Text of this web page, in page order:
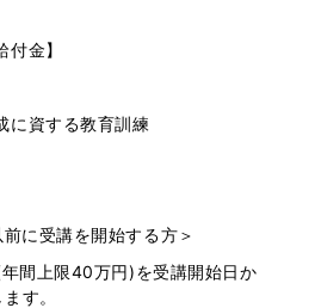
付金】
に資する教育訓練
に受講を開始する方＞
間上限40万円)を受講開始日か
す。